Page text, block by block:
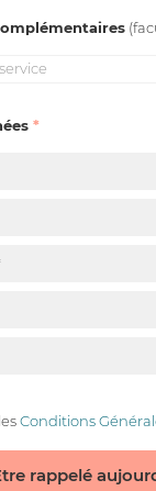
Conditions
rappelé